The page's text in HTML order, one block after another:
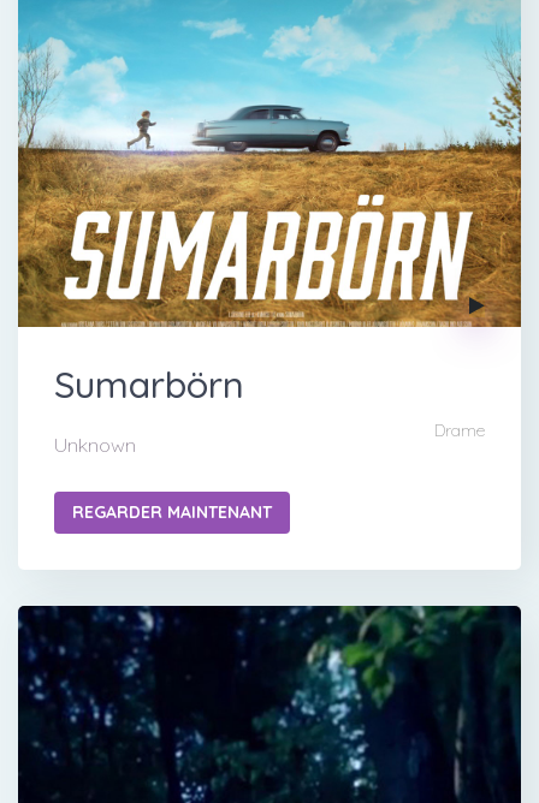
Sumarbörn
Drame
Unknown
REGARDER MAINTENANT